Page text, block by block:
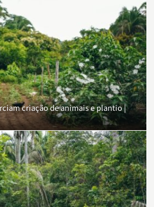
criação de animais e plantio |